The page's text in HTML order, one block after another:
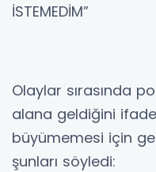
İSTEMEDİM”
Olaylar sırasında
alana geldiğini
büyümemesi için
şunları söyledi: